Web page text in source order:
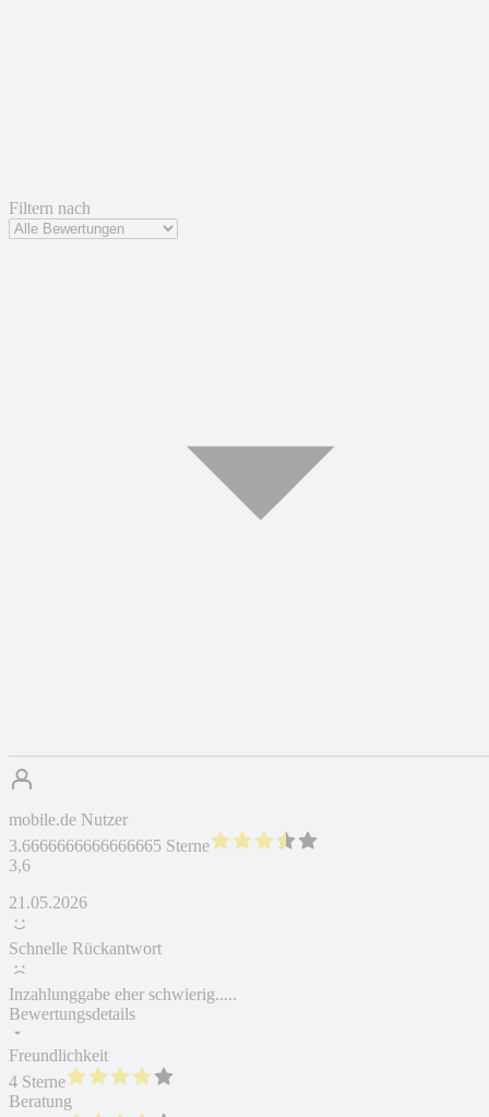
Filtern nach
mobile.de Nutzer
3.6666666666666665 Sterne
3,6
21.05.2026
Schnelle Rückantwort
Inzahlunggabe eher schwierig.....
Bewertungsdetails
Freundlichkeit
4 Sterne
Beratung